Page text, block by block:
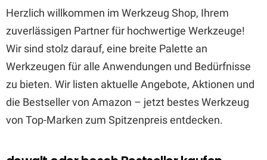
Herzlich willkommen im Werkzeug Shop, Ihrem
zuverlässigen Partner für hochwertige Werkzeuge!
Wir sind stolz darauf, eine breite Palette an
Werkzeugen für alle Anwendungen und Bedürfnisse
zu bieten. Wir listen aktuelle Angebote, Aktionen und
die Bestseller von Amazon – jetzt bestes Werkzeug
von Top-Marken zum Spitzenpreis entdecken.